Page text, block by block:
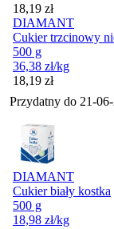
Cena
18,19 zł
DIAMANT
Cukier trzcinowy
500 g
36,38 zł/kg
Cena
18,19 zł
Przydatny do 21-
DIAMANT
Cukier biały kostka
500 g
18,98 zł/kg